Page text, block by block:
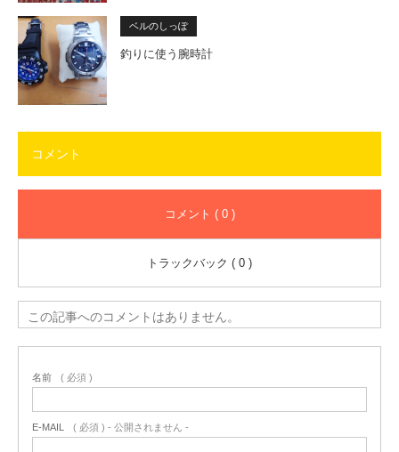
ベルのしっぽ
釣りに使う腕時計
コメント
コメント ( 0 )
トラックバック ( 0 )
この記事へのコメントはありません。
名前 ( 必須 )
E-MAIL ( 必須 ) - 公開されません -